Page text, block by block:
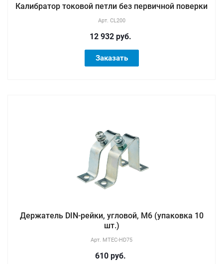
Калибратор токовой петли без первичной поверки
Арт. CL200
12 932 руб.
Заказать
Держатель DIN-рейки, угловой, M6 (упаковка 10
шт.)
Арт. MTEC-HD75
610 руб.